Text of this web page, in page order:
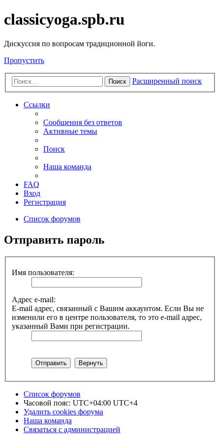
classicyoga.spb.ru
Дискуссия по вопросам традиционной йоги.
Пропустить
Поиск Расширенный поиск
Ссылки
Сообщения без ответов
Активные темы
Поиск
Наша команда
FAQ
Вход
Регистрация
Список форумов
Отправить пароль
Имя пользователя:
Адрес e-mail:
E-mail адрес, связанный с Вашим аккаунтом. Если Вы не
изменили его в центре пользователя, то это e-mail адрес,
указанный Вами при регистрации.
Список форумов
Часовой пояс: UTC+04:00 UTC+4
Удалить cookies форума
Наша команда
Связаться с администрацией